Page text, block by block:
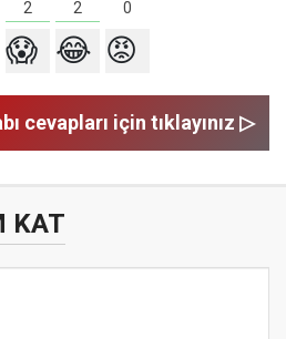
2 2 0
😱 😂 😡
cevapları için tıklayınız ▷
KAT